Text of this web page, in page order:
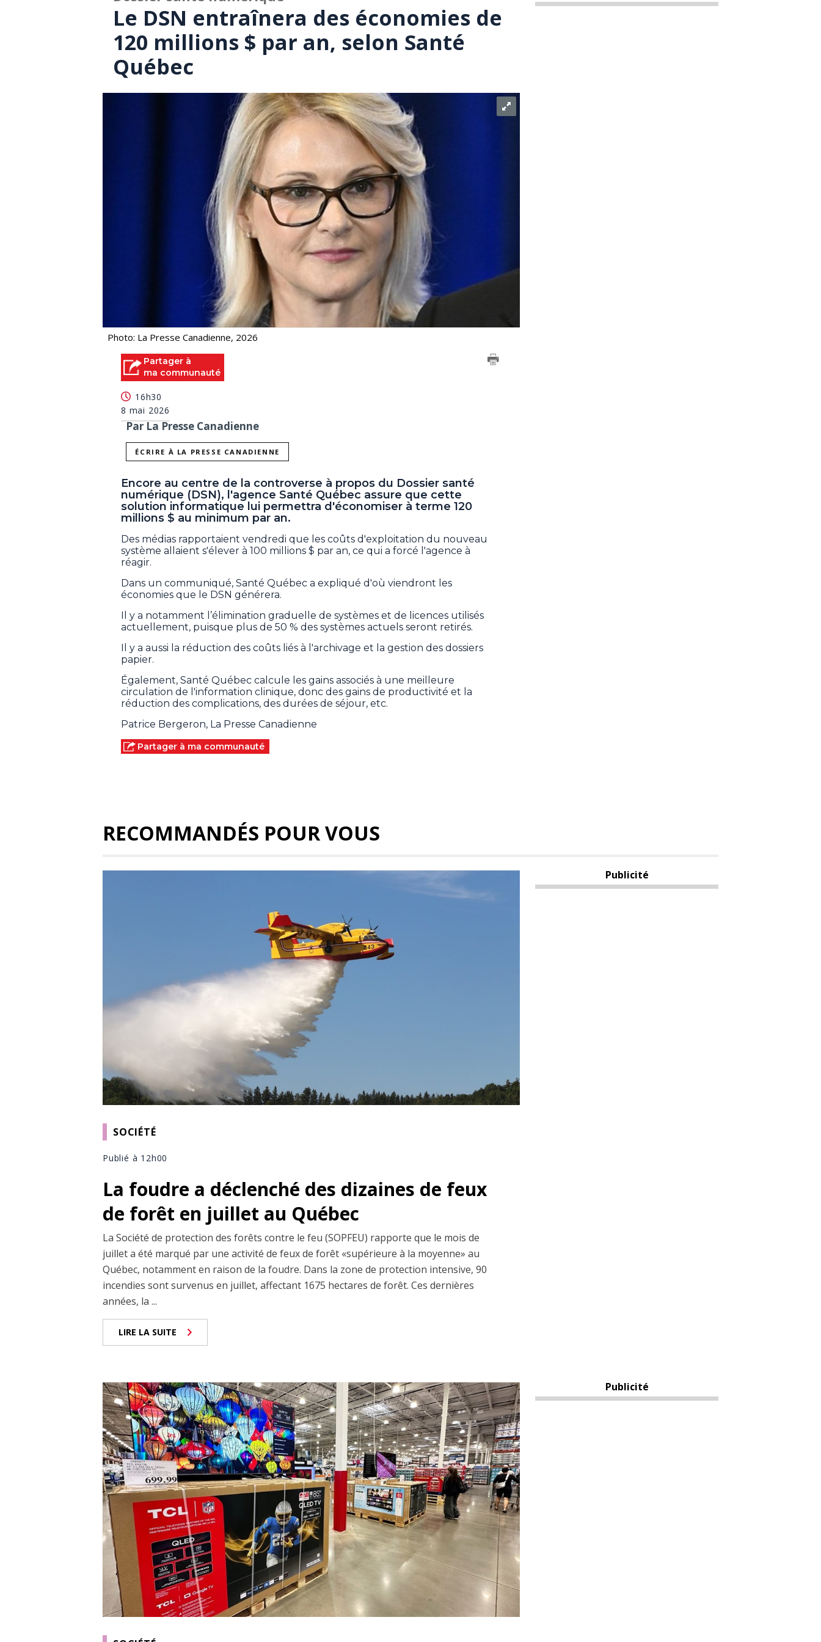
Le DSN entraînera des économies de
120 millions $ par an, selon Santé
Québec
Photo: La Presse Canadienne, 2026
Partager à
ma communauté
16h30
8 mai 2026
Par La Presse Canadienne
ÉCRIRE À LA PRESSE CANADIENNE
Encore au centre de la controverse à propos du Dossier santé
numérique (DSN), l'agence Santé Québec assure que cette
solution informatique lui permettra d'économiser à terme 120
millions $ au minimum par an.
Des médias rapportaient vendredi que les coûts d'exploitation du nouveau
système allaient s'élever à 100 millions $ par an, ce qui a forcé l'agence à
réagir.
Dans un communiqué, Santé Québec a expliqué d'où viendront les
économies que le DSN générera.
Il y a notamment l’élimination graduelle de systèmes et de licences utilisés
actuellement, puisque plus de 50 % des systèmes actuels seront retirés.
Il y a aussi la réduction des coûts liés à l'archivage et la gestion des dossiers
papier.
Également, Santé Québec calcule les gains associés à une meilleure
circulation de l'information clinique, donc des gains de productivité et la
réduction des complications, des durées de séjour, etc.
Patrice Bergeron, La Presse Canadienne
Partager à ma communauté
RECOMMANDÉS POUR VOUS
SOCIÉTÉ
Publié à 12h00
La foudre a déclenché des dizaines de feux
de forêt en juillet au Québec
La Société de protection des forêts contre le feu (SOPFEU) rapporte que le mois de
juillet a été marqué par une activité de feux de forêt «supérieure à la moyenne» au
Québec, notamment en raison de la foudre. Dans la zone de protection intensive, 90
incendies sont survenus en juillet, affectant 1675 hectares de forêt. Ces dernières
années, la ...
LIRE LA SUITE
Publicité
Publicité